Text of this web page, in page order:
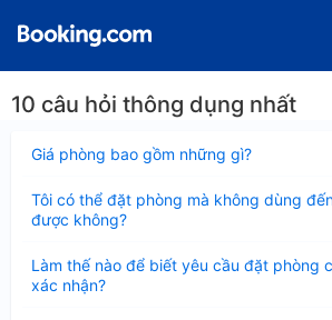
10 câu hỏi thông dụng nhất
Giá phòng bao gồm những gì?
thu
Tôi có thể đặt phòng mà không dùng
được không?
thu
gọn
Làm thế nào để biết yêu cầu đặt phòng
xác nhận?
thu
gọn